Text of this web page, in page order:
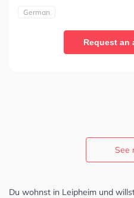
German
Request an
See
Du wohnst in Leipheim und